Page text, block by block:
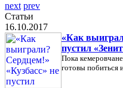
next prev
Статьи
16.10.2017
«Как
пустил
Пока
готовы побиться